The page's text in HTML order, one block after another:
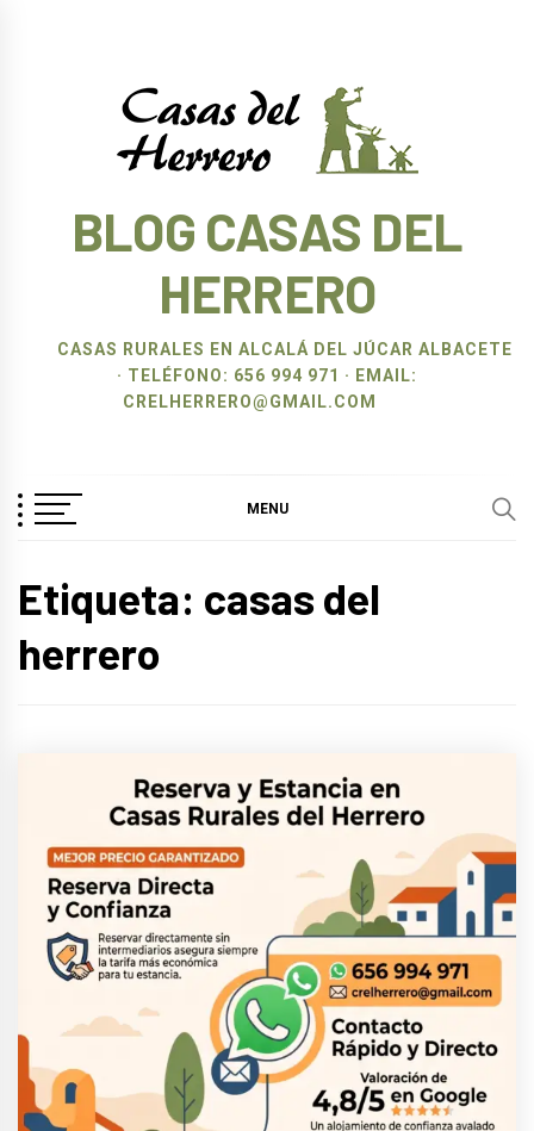
BLOG CASAS DEL
HERRERO
CASAS RURALES EN ALCALÁ DEL JÚCAR ALBACETE
· TELÉFONO: 656 994 971 · EMAIL:
CRELHERRERO@GMAIL.COM
MENU
Etiqueta: casas del
herrero